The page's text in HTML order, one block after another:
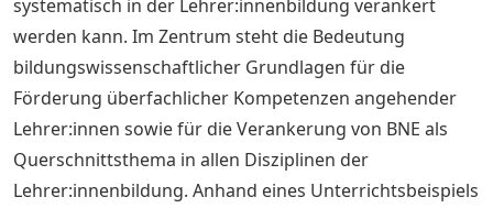
systematisch in der Lehrer:innenbildung verankert
werden kann. Im Zentrum steht die Bedeutung
bildungswissenschaftlicher Grundlagen für die
Förderung überfachlicher Kompetenzen angehender
Lehrer:innen sowie für die Verankerung von BNE als
Querschnittsthema in allen Disziplinen der
Lehrer:innenbildung. Anhand eines Unterrichtsbeispiels